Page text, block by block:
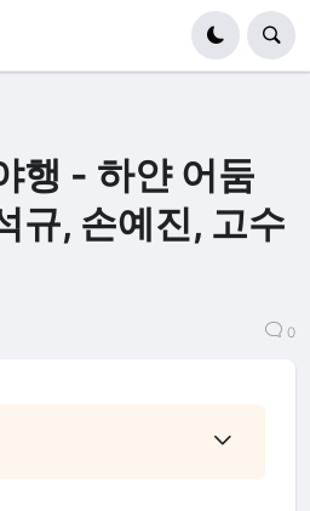
행 - 하얀 어둠
규, 손예진, 고수
0